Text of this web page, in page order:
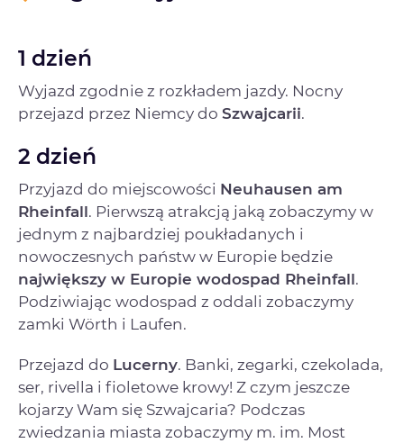
1 dzień
Wyjazd zgodnie z rozkładem jazdy. Nocny
przejazd przez Niemcy do Szwajcarii.
2 dzień
Przyjazd do miejscowości Neuhausen am
Rheinfall. Pierwszą atrakcją jaką zobaczymy w
jednym z najbardziej poukładanych i
nowoczesnych państw w Europie będzie
największy w Europie wodospad Rheinfall.
Podziwiając wodospad z oddali zobaczymy
zamki Wörth i Laufen.
Przejazd do Lucerny. Banki, zegarki, czekolada,
ser, rivella i fioletowe krowy! Z czym jeszcze
kojarzy Wam się Szwajcaria? Podczas
zwiedzania miasta zobaczymy m. im. Most